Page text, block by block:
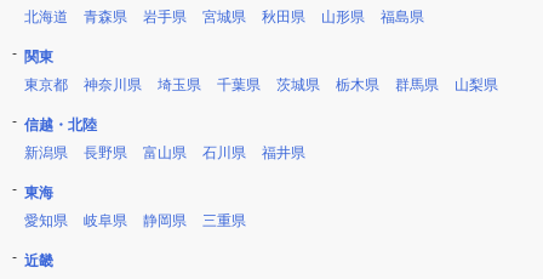
北海道
青森県 岩手県 宮城県 秋田県 山形県 福島県
関東
東京都
神奈川県 埼玉県 千葉県 茨城県 栃木県 群馬県 山梨県
信越・北陸
新潟県
長野県 富山県 石川県 福井県
東海
愛知県
岐阜県 静岡県 三重県
近畿